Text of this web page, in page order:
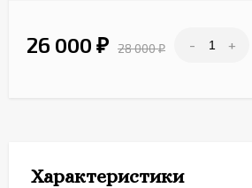
26 000 ₽ 28 000₽ - +
Характеристики